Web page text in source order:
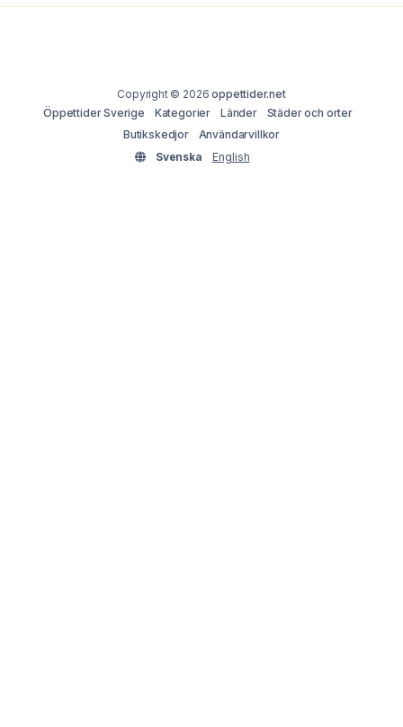
Copyright © 2026oppettider.net
Öppettider Sverige
Kategorier Länder
Städer och orter
Butikskedjor
Användarvillkor
Svenska
English